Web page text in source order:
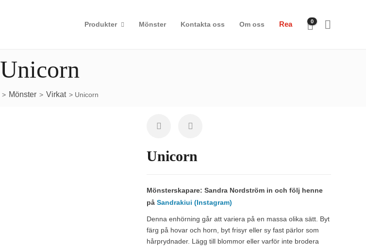
Produkter Mönster Kontakta oss Om oss Rea 0
Unicorn
> Mönster > Virkat > Unicorn
Unicorn
Mönsterskapare: Sandra Nordström in och följ henne
på Sandrakiui (Instagram)
Denna enhörning går att variera på en massa olika sätt. Byt
färg på hovar och horn, byt frisyr eller sy fast pärlor som
hårprydnader. Lägg till blommor eller varför inte brodera